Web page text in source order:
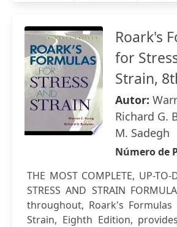
Roark's
for
Strain,
Autor:
Richard G.
M. Sadegh
Número de
THE MOST COMPLETE, UP-TO-
STRESS AND STRAIN
throughout, Roark's
Strain, Eighth Edition,